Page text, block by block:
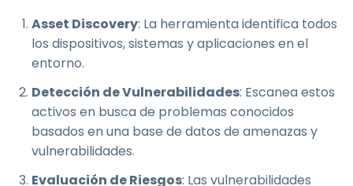
Asset Discovery: La herramienta identifica todos
los dispositivos, sistemas y aplicaciones en el
entorno.
Detección de Vulnerabilidades: Escanea estos
activos en busca de problemas conocidos
basados en una base de datos de amenazas y
vulnerabilidades.
Evaluación de Riesgos: Las vulnerabilidades